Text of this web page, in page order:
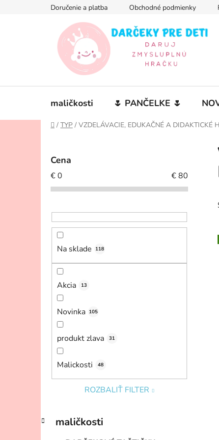
Doručenie a platba Obchodné podmienky
maličkosti 🌷 PANČELKE 🌷
Domov
/ TYP / VZDELÁVACIE, EDUKAČNÉ A DIDAKTICKÉ
Cena
€0 €80
Na sklade 118
Akcia 13
Novinka 105
produkt zlava 31
Malickosti 48
ROZBALIŤ FILTER
Preskočiť
kategórie
K
a
maličkosti